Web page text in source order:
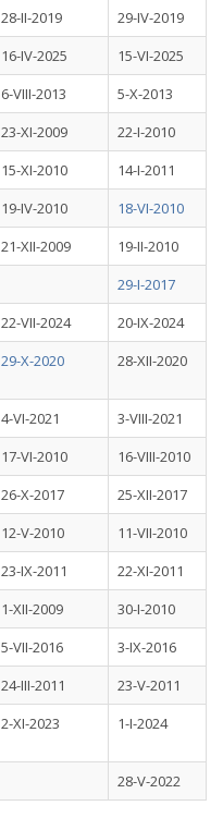
28-II-2019
29-IV-2019
16-IV-2025
15-VI-2025
6-VIII-2013
5-X-2013
23-XI-2009
22-I-2010
15-XI-2010
14-I-2011
19-IV-2010
18-VI-2010
21-XII-2009
19-II-2010
29-I-2017
22-VII-2024
20-IX-2024
29-X-2020 28-XII-2020
4-VI-2021
3-VIII-2021
17-VI-2010
16-VIII-2010
26-X-2017
25-XII-2017
12-V-2010
11-VII-2010
23-IX-2011
22-XI-2011
1-XII-2009
30-I-2010
5-VII-2016
3-IX-2016
24-III-2011
23-V-2011
2-XI-2023 1-I-2024
28-V-2022